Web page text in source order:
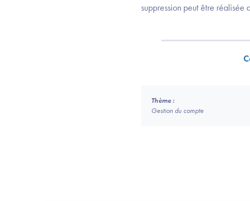
suppression peut être réalisée
Thème :
Gestion du compte